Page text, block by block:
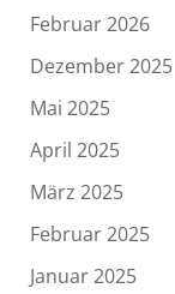
Februar 2026
Dezember 2025
Mai 2025
April 2025
März 2025
Februar 2025
Januar 2025